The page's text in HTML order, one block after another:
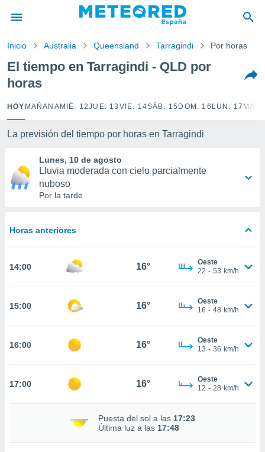
por
para
la
calidad.
a este
las
y
forma
la
ya sean
en
ACEPTAR
Inicio Australia Queensland Tarragindi Por horas
El tiempo en Tarragindi - QLD por
horas
HOY MAÑANA MIÉ. 12JUE. 13 VIE. 14SÁB. 15 DOM. 16 LUN. 17
La previsión del tiempo por horas en Tarragindi
Lunes, 10 de agosto
Lluvia moderada con cielo parcialmente
nuboso
Por la tarde
Horas anteriores
14:00 16°
Oeste
22 - 53 km/h
15:00 16°
Oeste
16 - 48 km/h
16:00 16°
Oeste
13 - 36 km/h
17:00 16°
Oeste
12 - 28 km/h
Puesta del sol a las 17:23
Última luz a las 17:48